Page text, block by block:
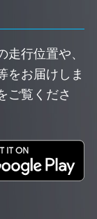
走行位置や、
をお届けしま
ご覧くださ